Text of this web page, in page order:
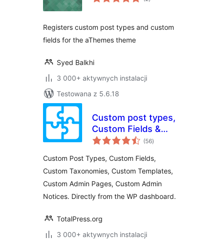
Registers custom post types and custom
fields for the aThemes theme
Syed Balkhi
3 000+ aktywnych instalacji
Testowana z 5.6.18
Custom post types,
Custom Fields &
more
(56wszystkich
ocen
)
Custom Post Types, Custom Fields,
Custom Taxonomies, Custom Templates,
Custom Admin Pages, Custom Admin
Notices. Directly from the WP dashboard.
TotalPress.org
3 000+ aktywnych instalacji